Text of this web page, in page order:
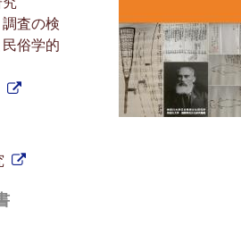
査の検
俗学的